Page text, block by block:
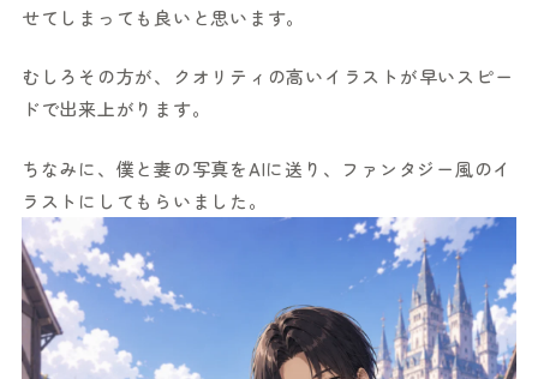
せてしまっても良いと思います。
むしろその方が、クオリティの高いイラストが早いスピー
ドで出来上がります。
ちなみに、僕と妻の写真をAIに送り、ファンタジー風のイ
ラストにしてもらいました。